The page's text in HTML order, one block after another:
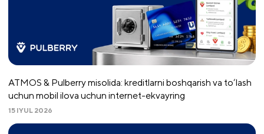
ATMOS & Pulberry misolida: kreditlarni boshqarish va to‘lash
uchun mobil ilova uchun internet-ekvayring
15 IYUL 2026